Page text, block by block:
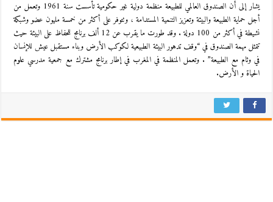
يشار إلى أن الصندوق العالمي للطبيعة منظمة دولية غير حكومية تأسست سنة 1961 وتعمل من
أجل حماية الطبيعة والبيئة وتعزيز التنمية المستدامة ، وتتوفر على أكثر من خمسة مليون عضو وشبكة
نشيطة في أكثر من 100 دولة . وقد طورت ما يقرب عن 12 ألف برنامج للحفاظ على البيئة حيث
تتمثل مهمة الصندوق في “وقف تدهور البيئة الطبيعية لكوكب الأرض وبناء مستقبل عيش للإنسان
في وئام مع الطبيعة” . وتعمل المنظمة في المغرب في إطار برنامج مشترك مع جمعية مدرسي علوم
الحياة و الأرض.